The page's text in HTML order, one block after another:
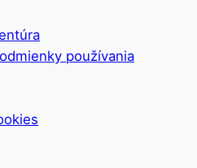
používania